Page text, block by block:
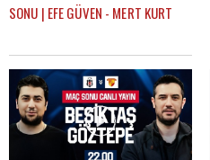
SONU | EFE GÜVEN - MERT KURT